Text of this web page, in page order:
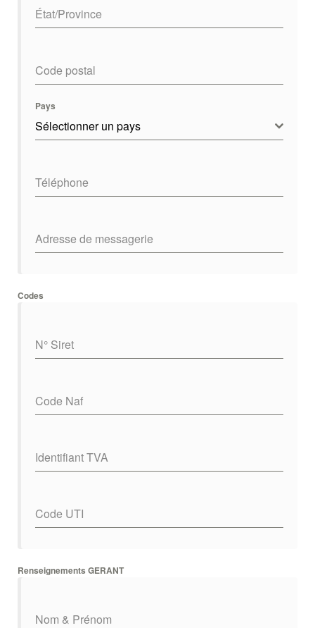
État/Province
Code postal
Pays
Sélectionner un pays
Téléphone
Adresse de messagerie
Codes
N° Siret
Code Naf
Identifiant TVA
Code UTI
Renseignements GERANT
Nom & Prénom